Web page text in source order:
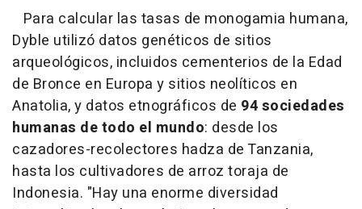
Para calcular las tasas de monogamia humana,
Dyble utilizó datos genéticos de sitios
arqueológicos, incluidos cementerios de la Edad
de Bronce en Europa y sitios neolíticos en
Anatolia, y datos etnográficos de 94 sociedades
humanas de todo el mundo: desde los
cazadores-recolectores hadza de Tanzania,
hasta los cultivadores de arroz toraja de
Indonesia. "Hay una enorme diversidad